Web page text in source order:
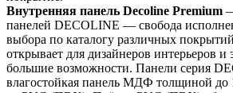
Внутренняя панель Decoline Premium
панелей DECOLINE — свобода
выбора по каталогу различных
открывает для дизайнеров интерьеров и
большие возможности. Панели серия
влагостойкая панель МДФ толщиной